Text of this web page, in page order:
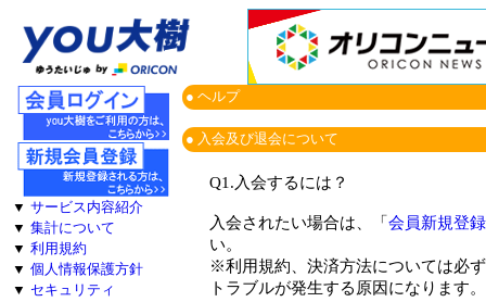
▼ サービス内容紹介
▼ 集計について
▼ 利用規約
▼ 個人情報保護方針
▼ セキュリティ
● ヘルプ
● 入会及び退会について
Q1.入会するには？
入会されたい場合は、「 会員新規登録
い。
※利用規約、決済方法については必
トラブルが発生する原因になります。